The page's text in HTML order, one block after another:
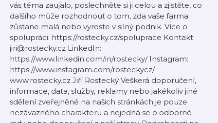
vás téma zaujalo, poslechněte si ji celou a zjistěte, co
dalšího může rozhodnout o tom, zda vaše farma
zůstane malá nebo vyroste v silný podnik. Více o
spolupráci: https://rostecky.cz/spoluprace Kontakt:
jiri@rostecky.cz LinkedIn:
https://www.linkedin.com/in/rostecky/ Instagram:
https://www.instagram.com/rosteckycz/
www.rostecky.cz Jiří Rostecký Veškerá doporučení,
informace, data, služby, reklamy nebo jakékoliv jiné
sdělení zveřejněné na našich stránkách je pouze
nezávazného charakteru a nejedná se o odborné